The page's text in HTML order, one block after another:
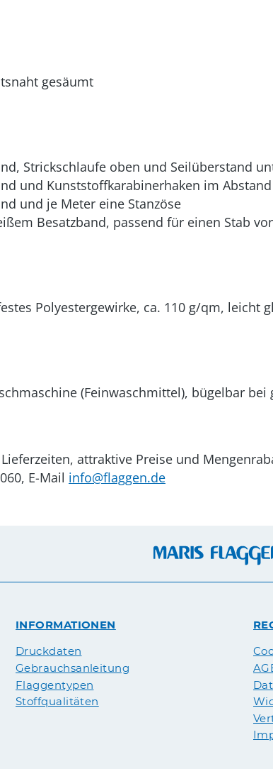
gesäumt
Strickschlaufe oben und Seilüberstand
und Kunststoffkarabinerhaken im
und je Meter eine Stanzöse
Besatzband, passend für einen Stab
Polyestergewirke, ca. 110 g/qm, leicht
(Feinwaschmittel), bügelbar
attraktive Preise und
E-Mail info@flaggen.de
INFORMATIONEN
Druckdaten
Gebrauchsanleitung
Flaggentypen
Stoffqualitäten